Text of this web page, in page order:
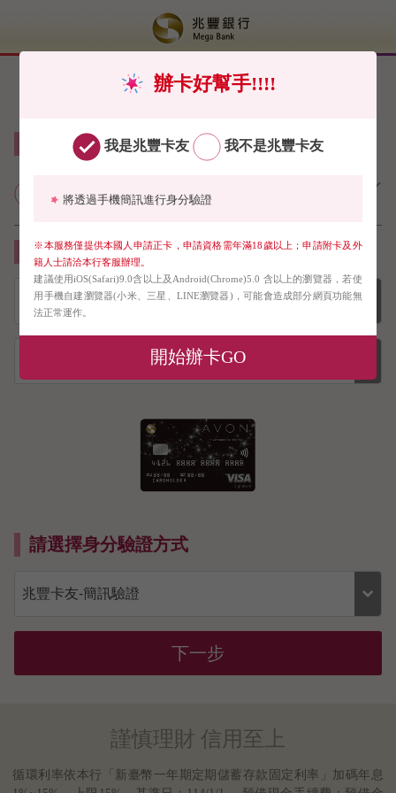
線上申請信用卡免郵寄（限申請正卡）
約約定條款
請下拉選單選擇您要申請的信用卡
請選擇身分驗證方式
下一步
謹慎理財 信用至上
循環利率依本行「新臺幣一年期定期儲蓄存款固定利率」加碼年息
辦卡好幫手!!!!
我是兆豐卡友 我不是兆豐卡友
將透過手機簡訊進行身分驗證
※本服務僅提供本國人申請正卡，申請資格需年滿18歲以上；申請附卡及外
籍人士請洽本行客服辦理。
建議使用iOS(Safari)9.0含以上及Android(Chrome)5.0 含以上的瀏覽器，若使
用手機自建瀏覽器(小米、三星、LINE瀏覽器)，可能會造成部分網頁功能無
法正常運作。
開始辦卡GO